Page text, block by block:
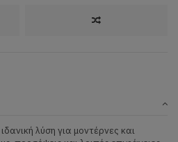
λύση για μοντέρνες και